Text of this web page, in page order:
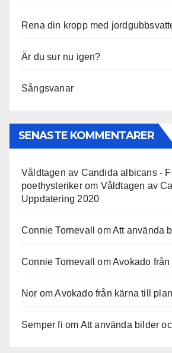
Rena din kropp med
Är du sur nu igen?
Sångsvanar
SENASTE KOMMENTARER
Våldtagen av Candida albicans -
poethysterikerom Våldtagen av
Uppdatering 2020
Connie Tornevall omAtt använda
Connie Tornevall omAvokado
Nor omAvokado från kärna till
Semper fi om Att använda bilder